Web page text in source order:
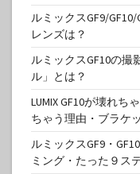
ルミックスGF9/
レンズは？
ルミックスGF10の撮
ル」とは？
LUMIX GF10が壊れ
ちゃう理由・ブラケ
ルミックスGF9・
ミング・たった９ス